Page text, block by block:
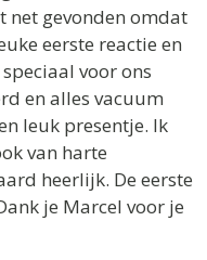
net gevonden omdat
eerste reactie en
voor ons
en alles vacuum
leuk presentje. Ik
van harte
heerlijk. De eerste
je Marcel voor je